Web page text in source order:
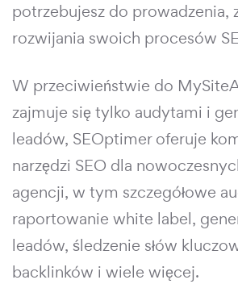
potrzebujesz do prowadzenia,
rozwijania swoich procesów
W przeciwieństwie do
zajmuje się tylko audytami i
leadów, SEOptimer oferuje
narzędzi SEO dla
agencji, w tym szczegółowe
raportowanie white label,
leadów, śledzenie słów
backlinków i wiele więcej.